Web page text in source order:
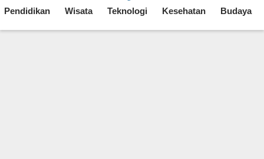
Mobile
Pendidikan Wisata Teknologi Kesehatan Budaya